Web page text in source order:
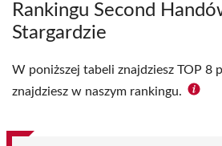
Rankingu Second
Stargardzie
W poniższej tabeli znajdziesz TOP 8
znajdziesz w naszym rankingu.